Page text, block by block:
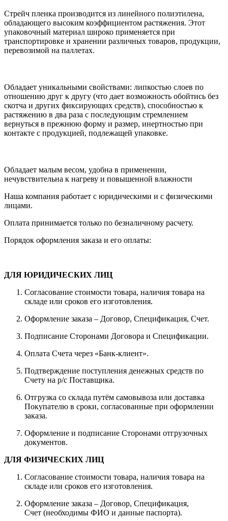
Стрейч пленка производится из линейного полиэтилена,
обладающего высоким коэффициентом растяжения. Этот
упаковочный материал широко применяется при
транспортировке и хранении различных товаров, продукции,
перевозимой на паллетах.
Обладает уникальными свойствами: липкостью слоев по
отношению друг к другу (что дает возможность обойтись без
скотча и других фиксирующих средств), способностью к
растяжению в два раза с последующим стремлением
вернуться в прежнюю форму и размер, инертностью при
контакте с продукцией, подлежащей упаковке.
Обладает малым весом, удобна в применении,
нечувствительна к нагреву и повышенной влажности
Наша компания работает с юридическими и с физическими
лицами.
Оплата принимается только по безналичному расчету.
Порядок оформления заказа и его оплаты:
ДЛЯ ЮРИДИЧЕСКИХ ЛИЦ
Согласование стоимости товара, наличия товара на
складе или сроков его изготовления.
Оформление заказа – Договор, Спецификация, Счет.
Подписание Сторонами Договора и Спецификации.
Оплата Счета через «Банк-клиент».
Подтверждение поступления денежных средств по
Счету на р/с Поставщика.
Отгрузка со склада путём самовывоза или доставка
Покупателю в сроки, согласованные при оформлении
заказа.
Оформление и подписание Сторонами отгрузочных
документов.
ДЛЯ ФИЗИЧЕСКИХ ЛИЦ
Согласование стоимости товара, наличия товара на
складе или сроков его изготовления.
Оформление заказа – Договор, Спецификация,
Счет (необходимы ФИО и данные паспорта).